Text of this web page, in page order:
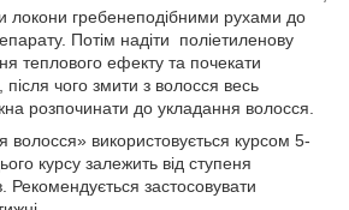
локони гребенеподібними рухами до
Потім надіти поліетиленову
теплового ефекту та почекати
чого змити з волосся весь
розпочинати до укладання волосся.
використовується курсом 5-
курсу залежить від ступеня
Рекомендується застосовувати